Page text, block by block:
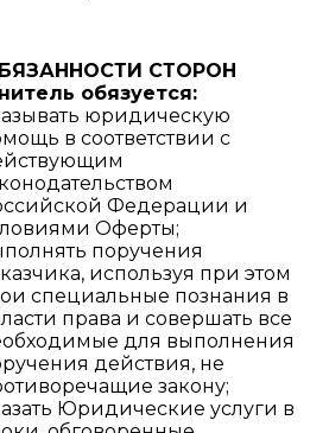
СТОРОН
обязуется:
юридическую
в соответствии с
Федерации и
Оферты;
поручения
используя при этом
специальные познания в
права и совершать все
для выполнения
действия, не
закону;
Юридические услуги в